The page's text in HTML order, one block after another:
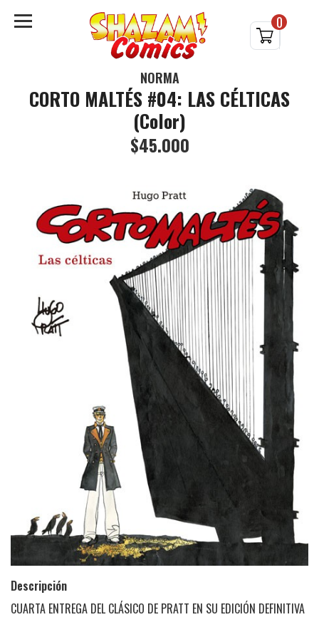
0
NORMA
CORTO MALTÉS #04: LAS CÉLTICAS
(Color)
$45.000
Descripción
CUARTA ENTREGA DEL CLÁSICO DE PRATT EN SU EDICIÓN DEFINITIVA